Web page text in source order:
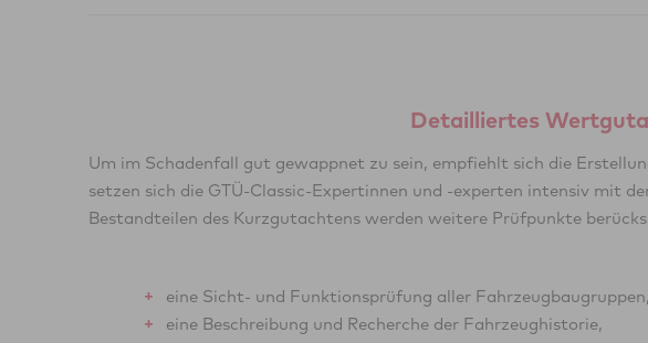
Detailliertes
Um im Schadenfall gut gewappnet zu sein, empfiehlt sich die
setzen sich die GTÜ-Classic-Expertinnen und -experten intensiv mit
Bestandteilen des Kurzgutachtens werden weitere Prüfpunkte
eine Sicht- und Funktionsprüfung aller Fahrzeugbaugruppen,
eine Beschreibung und Recherche der Fahrzeughistorie,